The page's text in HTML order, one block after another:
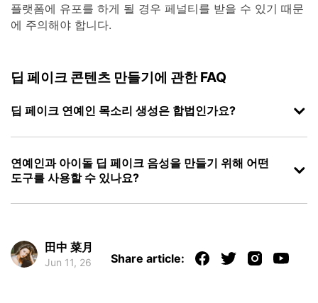
플랫폼에 유포를 하게 될 경우 페널티를 받을 수 있기 때문
에 주의해야 합니다.
딥 페이크 콘텐츠 만들기에 관한 FAQ
딥 페이크 연예인 목소리 생성은 합법인가요?
연예인과 아이돌 딥 페이크 음성을 만들기 위해 어떤
도구를 사용할 수 있나요?
田中 菜月
Jun 11, 26 Share article: